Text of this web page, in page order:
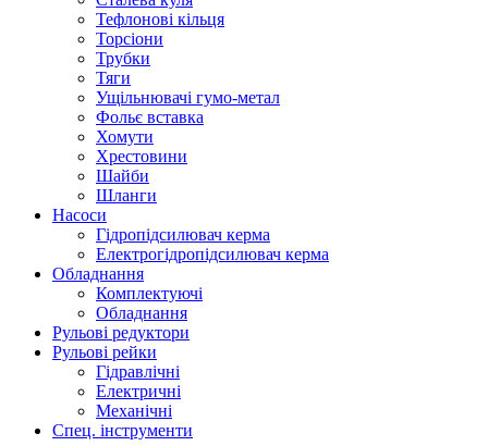
Тефлонові кільця
Торсіони
Трубки
Тяги
Ущільнювачі гумо-метал
Фольє вставка
Хомути
Хрестовини
Шайби
Шланги
Насоси
Гідропідсилювач керма
Електрогідропідсилювач керма
Обладнання
Комплектуючі
Обладнання
Рульові редуктори
Рульові рейки
Гідравлічні
Електричні
Механічні
Спец. інструменти